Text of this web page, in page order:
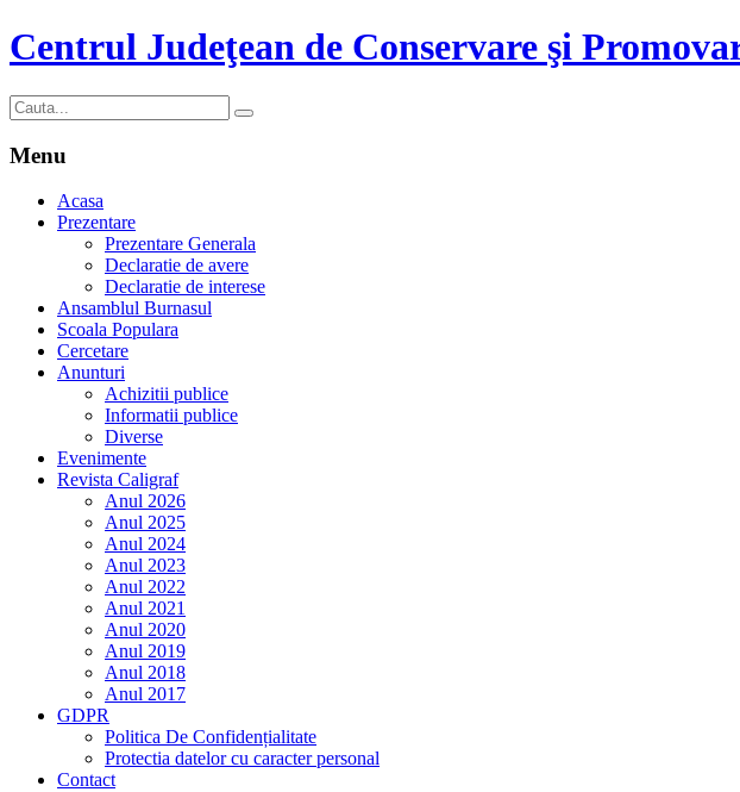
Centrul Judeţean de Conservare şi
Menu
Acasa
Prezentare
Prezentare Generala
Declaratie de avere
Declaratie de interese
Ansamblul Burnasul
Scoala Populara
Cercetare
Anunturi
Achizitii publice
Informatii publice
Diverse
Evenimente
Revista Caligraf
Anul 2026
Anul 2025
Anul 2024
Anul 2023
Anul 2022
Anul 2021
Anul 2020
Anul 2019
Anul 2018
Anul 2017
GDPR
Politica De Confidențialitate
Protectia datelor cu caracter personal
Contact